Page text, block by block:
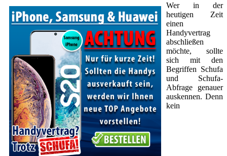
Wer in der
heutigen Zeit
einen
Handyvertrag
abschließen
möchte, sollte
sich mit den
Begriffen Schufa
und Schufa-
Abfrage genauer
auskennen. Denn
kein